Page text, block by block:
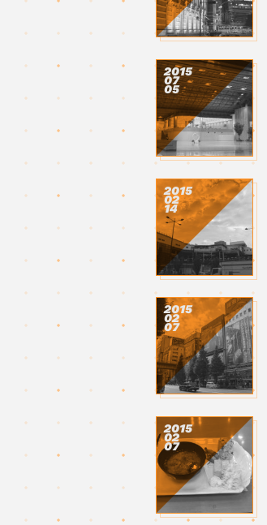
2015
07
05
2015
02
14
2015
02
07
2015
02
07